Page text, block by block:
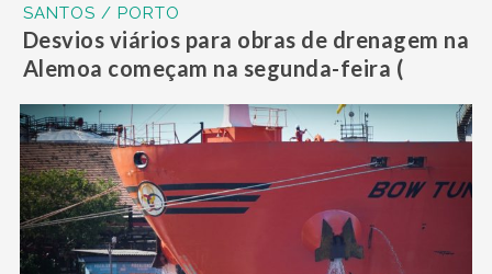
SANTOS / PORTO
Desvios viários para obras de drenagem na
Alemoa começam na segunda-feira (